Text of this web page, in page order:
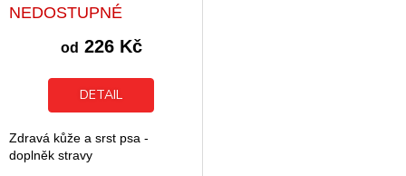
produktu
5,0
5
hvězdiček.
NEDOSTUPNÉ
od 226 Kč
DETAIL
Zdravá kůže a srst psa -
doplněk stravy